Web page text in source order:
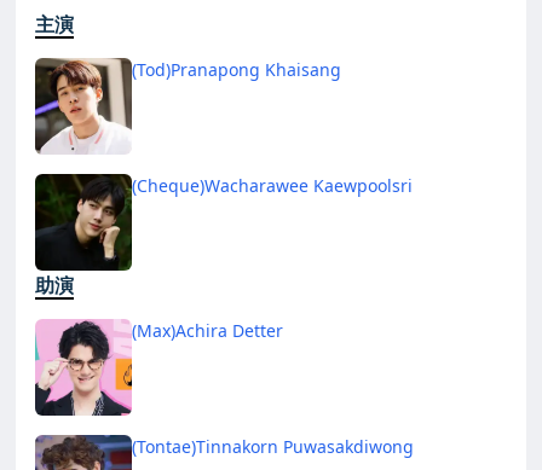
主演
(Tod)Pranapong Khaisang
(Cheque)Wacharawee Kaewpoolsri
助演
(Max)Achira Detter
(Tontae)Tinnakorn Puwasakdiwong